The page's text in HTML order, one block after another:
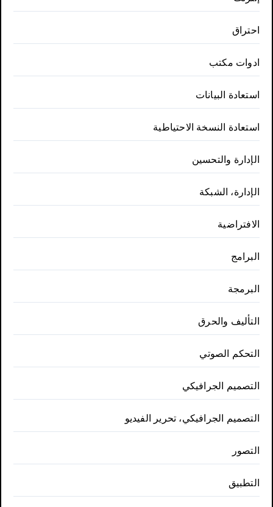
احتراق
ادوات مكتب
استعادة البيانات
استعادة النسخة الاحتياطية
الإدارة والتحسين
الإدارة، الشبكة
الافتراضية
البرامج
البرمجة
التأليف والحرق
التحكم الصوتي
التصميم الجرافيكي
التصميم الجرافيكي، تحرير الفيديو
التصور
التطبيق